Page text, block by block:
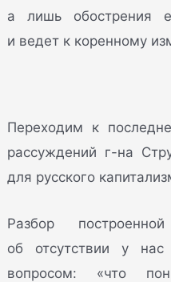
а лишь обострения
и ведет к коренному
Переходим к
рассуждений г-на
для русского
Разбор
об отсутствии у
вопросом: «что